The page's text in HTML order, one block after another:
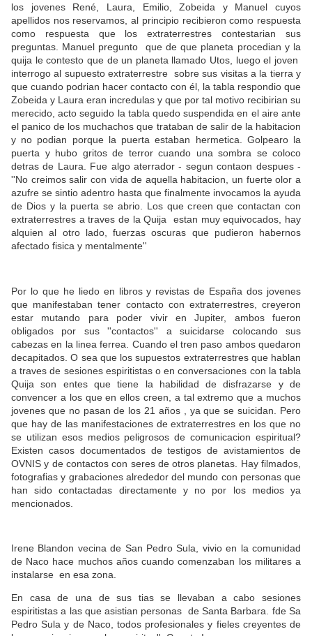
los jovenes René, Laura, Emilio, Zobeida y Manuel cuyos
apellidos nos reservamos, al principio recibieron como respuesta
como respuesta que los extraterrestres contestarian sus
preguntas. Manuel pregunto que de que planeta procedian y la
quija le contesto que de un planeta llamado Utos, luego el joven
interrogo al supuesto extraterrestre sobre sus visitas a la tierra y
que cuando podrian hacer contacto con él, la tabla respondio que
Zobeida y Laura eran incredulas y que por tal motivo recibirian su
merecido, acto seguido la tabla quedo suspendida en el aire ante
el panico de los muchachos que trataban de salir de la habitacion
y no podian porque la puerta estaban hermetica. Golpearo la
puerta y hubo gritos de terror cuando una sombra se coloco
detras de Laura. Fue algo aterrador - segun contaon despues -
''No creimos salir con vida de aquella habitacion, un fuerte olor a
azufre se sintio adentro hasta que finalmente invocamos la ayuda
de Dios y la puerta se abrio. Los que creen que contactan con
extraterrestres a traves de la Quija estan muy equivocados, hay
alquien al otro lado, fuerzas oscuras que pudieron habernos
afectado fisica y mentalmente''
Por lo que he liedo en libros y revistas de España dos jovenes
que manifestaban tener contacto con extraterrestres, creyeron
estar mutando para poder vivir en Jupiter, ambos fueron
obligados por sus ''contactos'' a suicidarse colocando sus
cabezas en la linea ferrea. Cuando el tren paso ambos quedaron
decapitados. O sea que los supuestos extraterrestres que hablan
a traves de sesiones espiritistas o en conversaciones con la tabla
Quija son entes que tiene la habilidad de disfrazarse y de
convencer a los que en ellos creen, a tal extremo que a muchos
jovenes que no pasan de los 21 años , ya que se suicidan. Pero
que hay de las manifestaciones de extraterrestres en los que no
se utilizan esos medios peligrosos de comunicacion espiritual?
Existen casos documentados de testigos de avistamientos de
OVNIS y de contactos con seres de otros planetas. Hay filmados,
fotografias y grabaciones alrededor del mundo con personas que
han sido contactadas directamente y no por los medios ya
mencionados.
Irene Blandon vecina de San Pedro Sula, vivio en la comunidad
de Naco hace muchos años cuando comenzaban los militares a
instalarse en esa zona.
En casa de una de sus tias se llevaban a cabo sesiones
espiritistas a las que asistian personas de Santa Barbara. fde Sa
Pedro Sula y de Naco, todos profesionales y fieles creyentes de